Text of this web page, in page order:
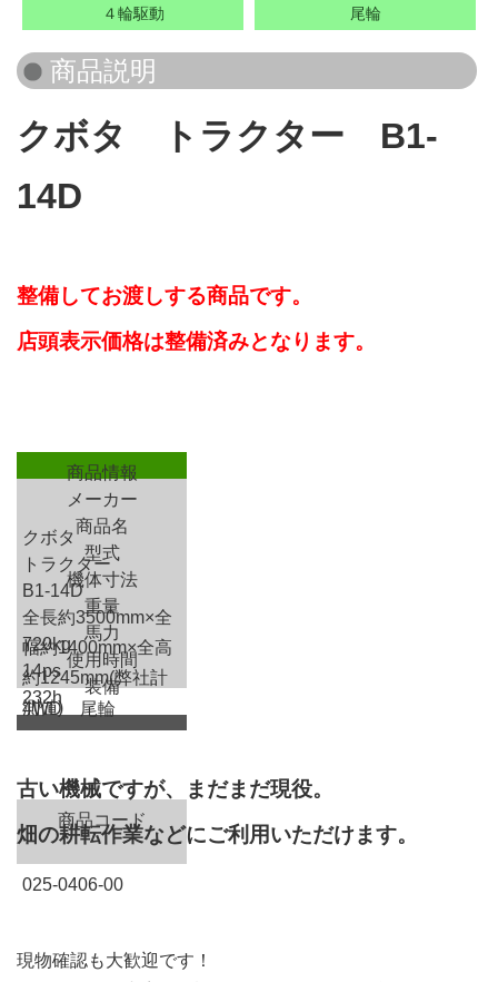
４輪駆動 尾輪
クボタ トラクター B1-
14D
整備してお渡しする商品です。
店頭表示価格は整備済みとなります。
商品情報
メーカー
クボタ
商品名
トラクター
型式
B1-14D
機体寸法
全長約3500mm×全
幅約1400mm×全高
約1245mm(弊社計
測値)
重量
720kg
馬力
14ps
使用時間
232h
装備
4WD 尾輪
商品コード
025-0406-00
古い機械ですが、まだまだ現役。
畑の耕転作業などにご利用いただけます。
現物確認も大歓迎です！